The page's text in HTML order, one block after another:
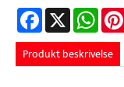
Facebook
X
Produkt beskrivelse